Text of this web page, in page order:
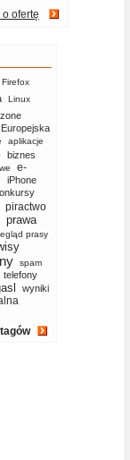
ofertę
Firefox
Linux
aplikacje
biznes
e-
iPhone
piractwo
prawa
prasy
spam
telefony
wyniki